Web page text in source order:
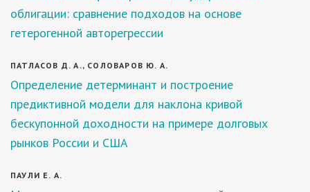
облигации: сравнение подходов на основе
гетерогенной авторегрессии
ПАТЛАСОВ Д. А., СОЛОВАРОВ Ю. А.
Определение детерминант и построение
предиктивной модели для наклона кривой
бескупонной доходности на примере долговых
рынков России и США
ПАУЛИ Е. А.